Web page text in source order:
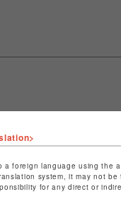
店舗名
特定商取引法など法令に
ショップお問い合わせは
a foreign language using the
system, it may not
for any direct or